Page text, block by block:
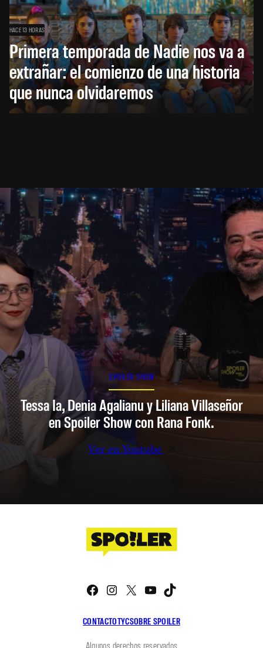
HACE 13 HORAS
Primera temporada de Nadie nos va a
extrañar: el comienzo de una historia
que nunca olvidaremos
SPOILER SHOW
Tessa Ia, Denia Agalianu y Liliana Villaseñor
en Spoiler Show con Rana Fonk.
Ver en Youtube
CONTACTOTYCSOBRE SPOILER
Facebook
Instagram
X YouTube
Algunos derechos reservados